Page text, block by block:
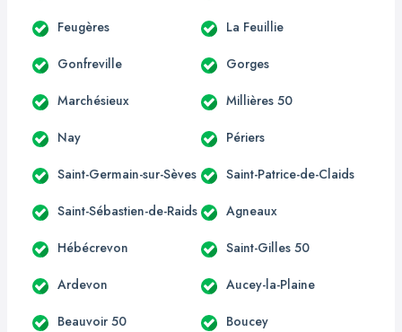
Feugères La Feuillie
Gonfreville Gorges
Marchésieux Millières 50
Nay Périers
Saint-Germain-sur-Sèves Saint-Patrice-de-Claids
Saint-Sébastien-de-Raids Agneaux
Hébécrevon Saint-Gilles 50
Ardevon Aucey-la-Plaine
Beauvoir 50 Boucey